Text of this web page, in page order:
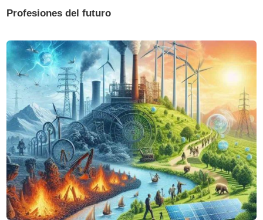
Profesiones del futuro